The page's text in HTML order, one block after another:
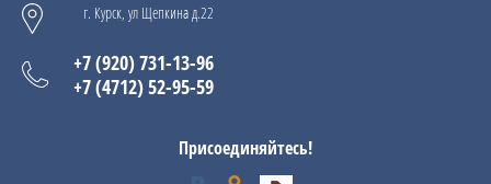
г. Курск, ул Щепкина д.22
+7 (920) 731-13-96
+7 (4712) 52-95-59
Присоединяйтесь!